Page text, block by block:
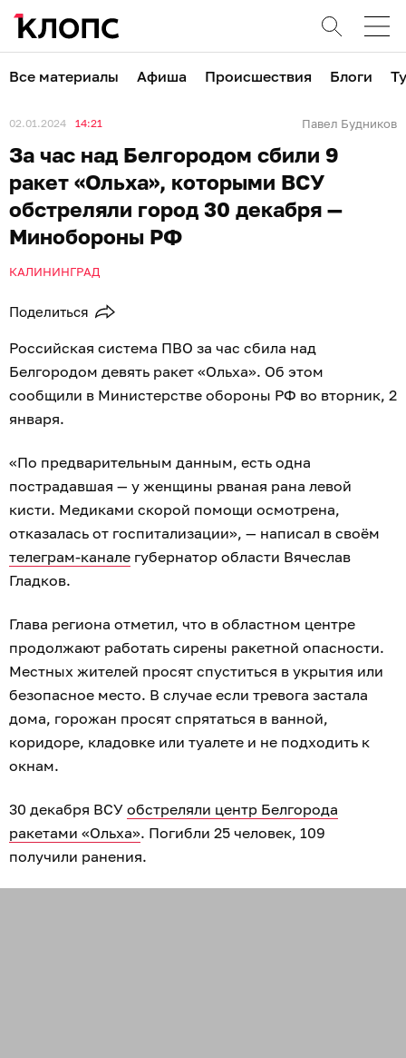
Все материалы Афиша Происшествия Блоги
02.01.2024 14:21 Павел Будников
За час над Белгородом сбили 9
ракет «Ольха», которыми ВСУ
обстреляли город 30 декабря —
Минобороны РФ
КАЛИНИНГРАД
Поделиться
Российская система ПВО за час сбила над
Белгородом девять ракет «Ольха». Об этом
сообщили в Министерстве обороны РФ во вторник, 2
января.
«По предварительным данным, есть одна
пострадавшая — у женщины рваная рана левой
кисти. Медиками скорой помощи осмотрена,
отказалась от госпитализации», — написал в своём
телеграм-канале губернатор области Вячеслав
Гладков.
Глава региона отметил, что в областном центре
продолжают работать сирены ракетной опасности.
Местных жителей просят спуститься в укрытия или
безопасное место. В случае если тревога застала
дома, горожан просят спрятаться в ванной,
коридоре, кладовке или туалете и не подходить к
окнам.
30 декабря ВСУ обстреляли центр Белгорода
ракетами «Ольха». Погибли 25 человек, 109
получили ранения.